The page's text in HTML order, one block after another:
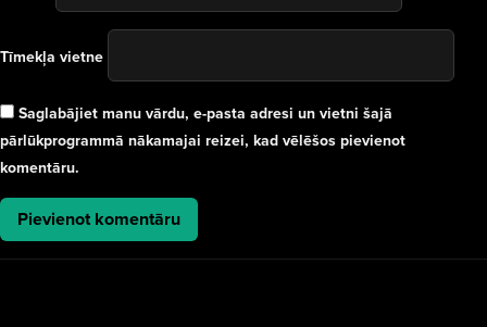
Tīmekļa vietne
Saglabājiet manu vārdu, e-pasta adresi un vietni šajā
pārlūkprogrammā nākamajai reizei, kad vēlēšos pievienot
komentāru.